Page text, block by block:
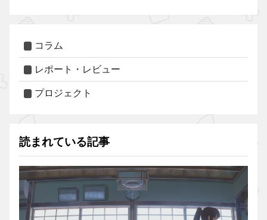
コラム
レポート・レビュー
プロジェクト
読まれている記事